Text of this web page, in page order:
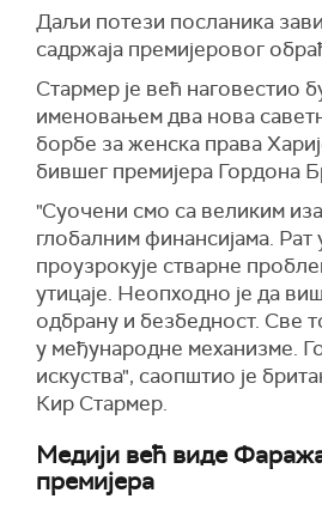
Даљи потези посланика
садржаја премијеровог
Стармер је већ наговестио
именовањем два нова
борбе за женска права
бившег премијера Гордона
"Суочени смо са великим
глобалним финансијама. Рат
проузрокује стварне
утицаје. Неопходно је да
одбрану и безбедност. Све
у међународне механизме.
искуства", саопштио је
Кир Стармер.
Медији већ виде
премијера